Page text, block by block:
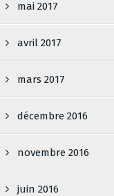
mai 2017
avril 2017
mars 2017
décembre 2016
novembre 2016
juin 2016